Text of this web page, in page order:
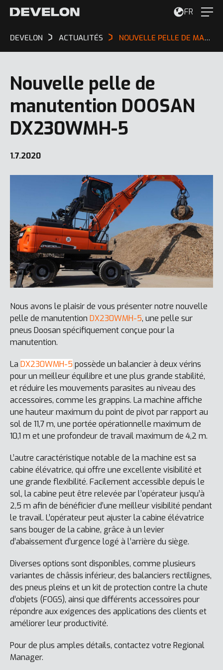
FR
DEVELON ACTUALITÉS NOUVELLE PELLE DE MANUTENTION DOOSAN DX230WMH-5
Nouvelle pelle de
manutention DOOSAN
DX230WMH-5
1.7.2020
Nous avons le plaisir de vous présenter notre nouvelle
pelle de manutention DX230WMH-5, une pelle sur
pneus Doosan spécifiquement conçue pour la
manutention.
La DX230WMH-5 possède un balancier à deux vérins
pour un meilleur équilibre et une plus grande stabilité,
et réduire les mouvements parasites au niveau des
accessoires, comme les grappins. La machine affiche
une hauteur maximum du point de pivot par rapport au
sol de 11,7 m, une portée opérationnelle maximum de
10,1 m et une profondeur de travail maximum de 4,2 m.
L’autre caractéristique notable de la machine est sa
cabine élévatrice, qui offre une excellente visibilité et
une grande flexibilité. Facilement accessible depuis le
sol, la cabine peut être relevée par l’opérateur jusqu’à
2,5 m afin de bénéficier d’une meilleur visibilité pendant
le travail. L’opérateur peut ajuster la cabine élévatrice
sans bouger de la cabine, grâce à un levier
d’abaissement d’urgence logé à l’arrière du siège.
Diverses options sont disponibles, comme plusieurs
variantes de châssis inférieur, des balanciers rectilignes,
des pneus pleins et un kit de protection contre la chute
d’objets (FOGS), ainsi que différents accessoires pour
répondre aux exigences des applications des clients et
améliorer leur productivité.
Pour de plus amples détails, contactez votre Regional
Manager.